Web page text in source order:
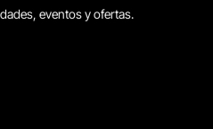
eventos y ofertas.